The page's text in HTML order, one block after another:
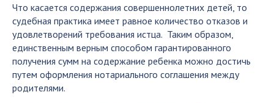
Что касается содержания совершеннолетних детей, то
судебная практика имеет равное количество отказов и
удовлетворений требования истца. Таким образом,
единственным верным способом гарантированного
получения сумм на содержание ребенка можно достичь
путем оформления нотариального соглашения между
родителями.